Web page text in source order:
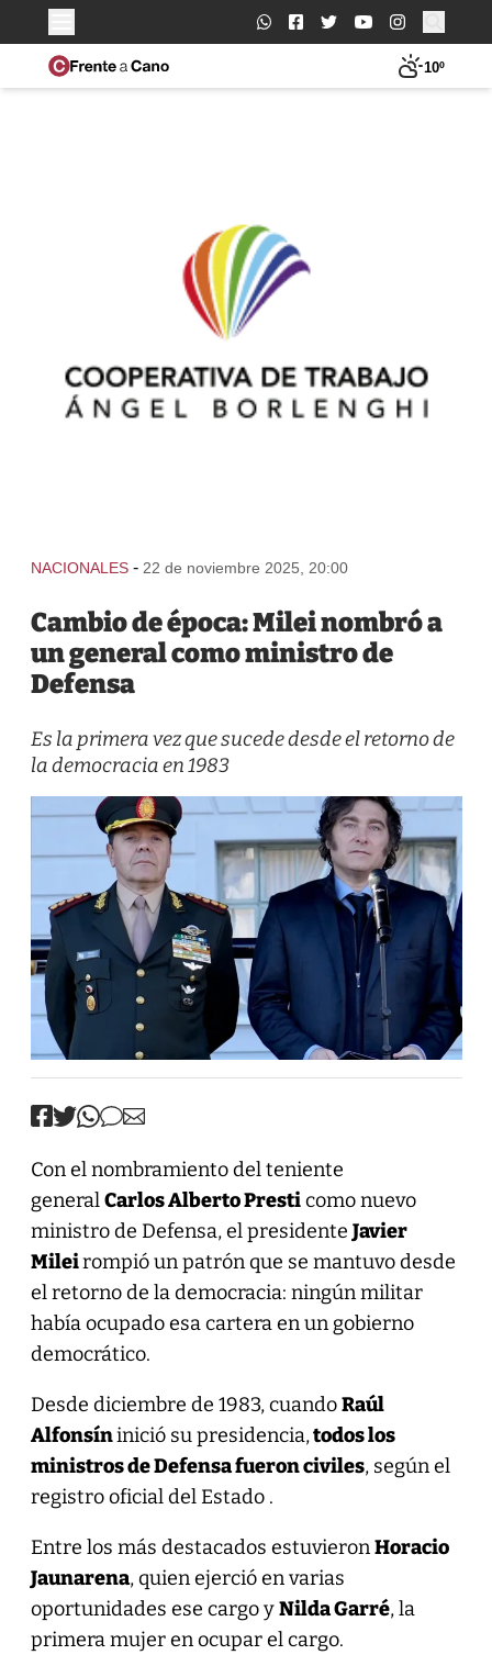
Buscar:
10º
NACIONALES - 22 de noviembre 2025, 20:00
Cambio de época: Milei nombró a
un general como ministro de
Defensa
Es la primera vez que sucede desde el retorno de
la democracia en 1983
Con el nombramiento del teniente
generalCarlos Alberto Presticomo nuevo
ministro de Defensa, el presidente Javier
Mileirompió un patrón que se mantuvo desde
el retorno de la democracia: ningún militar
había ocupado esa cartera en un gobierno
democrático.
Desde diciembre de 1983, cuandoRaúl
Alfonsíninició su presidencia,todos los
ministros de Defensa fueron civiles, según el
registro oficial del Estado .
Entre los más destacados estuvieronHoracio
Jaunarena, quien ejerció en varias
oportunidades ese cargo yNilda Garré, la
primera mujer en ocupar el cargo.